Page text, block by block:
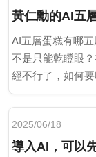
黃仁勳的AI五
AI五層蛋糕有哪
不是只能乾瞪眼
經不行了，如何
2025/06/18
導入AI，可以